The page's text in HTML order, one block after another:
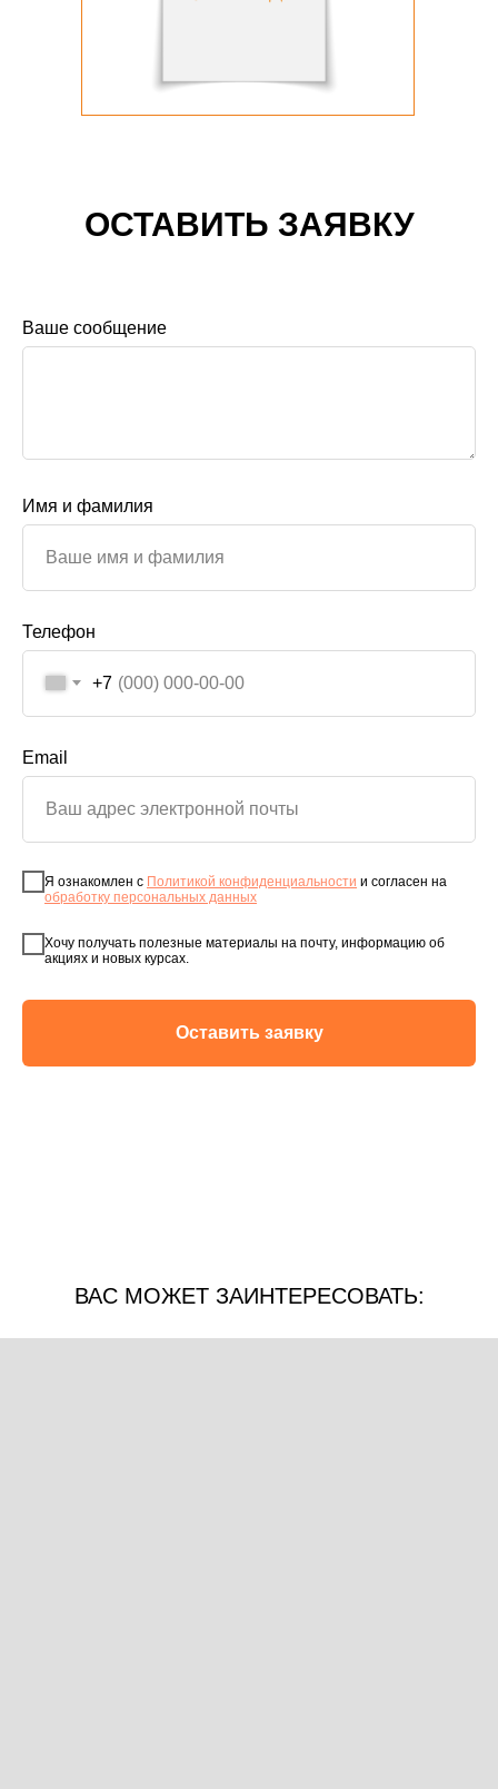
ОСТАВИТЬ ЗАЯВКУ
Ваше сообщение
Имя и фамилия
Телефон
+7
Email
Я ознакомлен с Политикой конфиденциальности и согласен на
обработку персональных данных
Хочу получать полезные материалы на почту, информацию об
акциях и новых курсах.
Оставить заявку
ВАС МОЖЕТ ЗАИНТЕРЕСОВАТЬ: